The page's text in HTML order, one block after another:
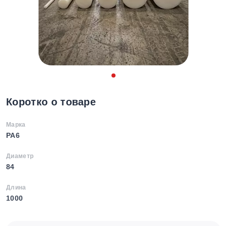
Коротко о товаре
Марка
PA6
Диаметр
84
Длина
1000